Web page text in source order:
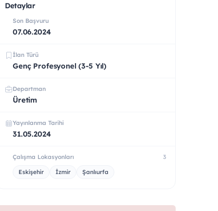
Detaylar
Son Başvuru
07.06.2024
İlan Türü
Genç Profesyonel (3-5 Yıl)
Departman
Üretim
Yayınlanma Tarihi
31.05.2024
Çalışma Lokasyonları 3
Eskişehir İzmir Şanlıurfa